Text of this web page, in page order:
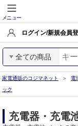
メニュー
ログイン/新規会員
全ての商品
家電通販のコジマネット 電
ック
充電器・充電